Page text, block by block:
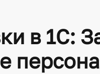
в 1С: